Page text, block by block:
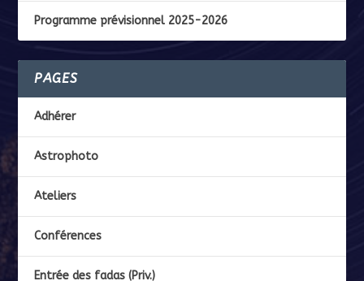
Programme prévisionnel 2025-2026
PAGES
Adhérer
Astrophoto
Ateliers
Conférences
Entrée des fadas (Priv.)